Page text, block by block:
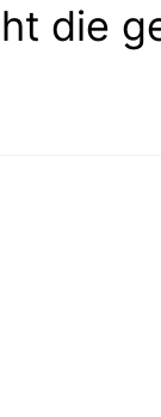
die